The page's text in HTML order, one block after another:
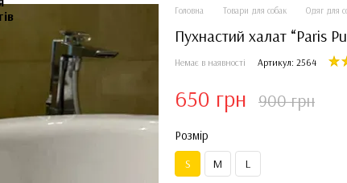
Головна Товари для собак Одяг для
Пухнастий халат “Paris
Немає в наявності Артикул: 2564
650 грн 900 грн
Розмір
S M L